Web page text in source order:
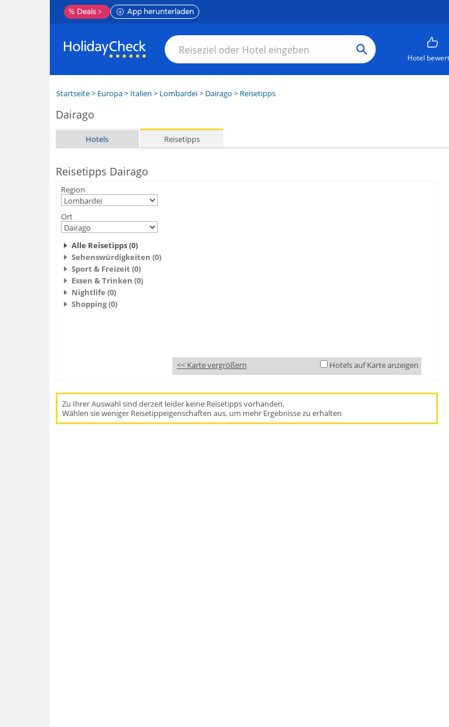
% Deals App herunterladen
Hotel
Startseite> Europa> Italien > Lombardei> Dairago > Reisetipps
Dairago
Hotels Reisetipps
Reisetipps Dairago
Region
Ort
Alle Reisetipps (0)
Sehenswürdigkeiten (0)
Sport & Freizeit (0)
Essen & Trinken (0)
Nightlife (0)
Shopping (0)
<< Karte vergrößern Hotels auf Karte anzeigen
Zu Ihrer Auswahl sind derzeit leider keine Reisetipps vorhanden.
Wählen sie weniger Reisetippeigenschaften aus, um mehr Ergebnisse zu erhalten